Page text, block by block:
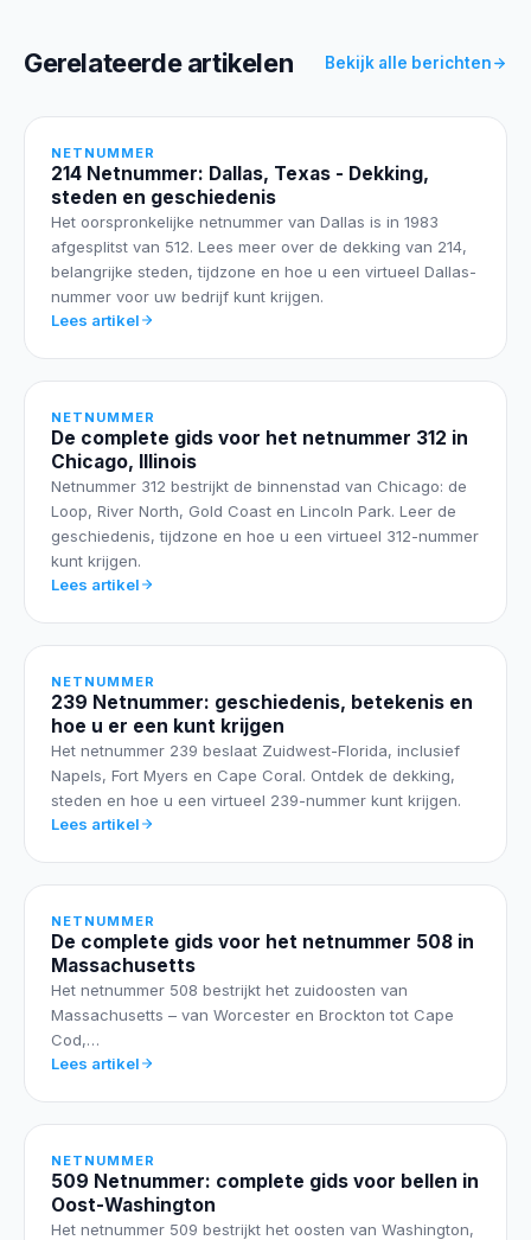
Gerelateerde artikelen Bekijk alle berichten
NETNUMMER
214 Netnummer: Dallas, Texas - Dekking,
steden en geschiedenis
Het oorspronkelijke netnummer van Dallas is in 1983
afgesplitst van 512. Lees meer over de dekking van 214,
belangrijke steden, tijdzone en hoe u een virtueel Dallas-
nummer voor uw bedrijf kunt krijgen.
Lees artikel
NETNUMMER
De complete gids voor het netnummer 312 in
Chicago, Illinois
Netnummer 312 bestrijkt de binnenstad van Chicago: de
Loop, River North, Gold Coast en Lincoln Park. Leer de
geschiedenis, tijdzone en hoe u een virtueel 312-nummer
kunt krijgen.
Lees artikel
NETNUMMER
239 Netnummer: geschiedenis, betekenis en
hoe u er een kunt krijgen
Het netnummer 239 beslaat Zuidwest-Florida, inclusief
Napels, Fort Myers en Cape Coral. Ontdek de dekking,
steden en hoe u een virtueel 239-nummer kunt krijgen.
Lees artikel
NETNUMMER
De complete gids voor het netnummer 508 in
Massachusetts
Het netnummer 508 bestrijkt het zuidoosten van
Massachusetts – van Worcester en Brockton tot Cape
Cod,…
Lees artikel
NETNUMMER
509 Netnummer: complete gids voor bellen in
Oost-Washington
Het netnummer 509 bestrijkt het oosten van Washington,